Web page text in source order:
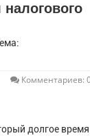
Комментариев:
долгое время